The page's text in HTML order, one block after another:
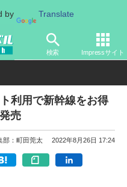
by Translate
検索 Impressサイト
電車
利用で新幹線をお得
売
部：町田莞太 2022年8月26日 17:24